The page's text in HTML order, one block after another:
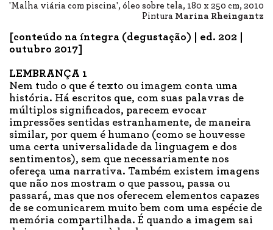
'Malha viária com piscina', óleo sobre tela, 180 x 250 cm, 2010
Pintura Marina Rheingantz
[conteúdo na íntegra (degustação) | ed. 202 |
outubro 2017]
LEMBRANÇA 1
Nem tudo o que é texto ou imagem conta uma
história. Há escritos que, com suas palavras de
múltiplos significados, parecem evocar
impressões sentidas estranhamente, de maneira
similar, por quem é humano (como se houvesse
uma certa universalidade da linguagem e dos
sentimentos), sem que necessariamente nos
ofereça uma narrativa. Também existem imagens
que não nos mostram o que passou, passa ou
passará, mas que nos oferecem elementos capazes
de se comunicarem muito bem com uma espécie de
memória compartilhada. É quando a imagem sai